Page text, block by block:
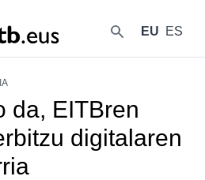
EU ES
da, EITBren
digitalaren